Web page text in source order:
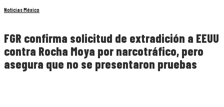
Noticias México
FGR confirma solicitud de extradición a EEUU
contra Rocha Moya por narcotráfico, pero
asegura que no se presentaron pruebas